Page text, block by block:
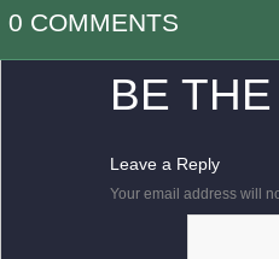
0 COMMENTS
BE
Leave a Reply
Your email address will